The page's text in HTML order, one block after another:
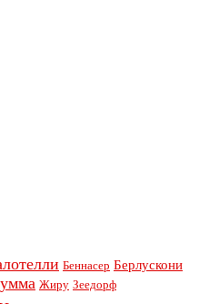
Беннасер Берлускони
Жиру Зеедорф